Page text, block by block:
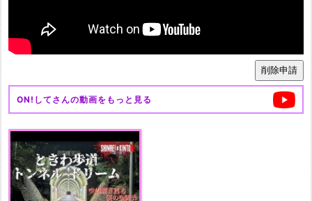
ON!して さんの動画をもっと見る